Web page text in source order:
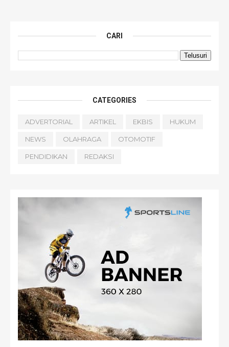
CARI
CATEGORIES
ADVERTORIAL ARTIKEL EKBIS HUKUM
NEWS OLAHRAGA OTOMOTIF
PENDIDIKAN REDAKSI